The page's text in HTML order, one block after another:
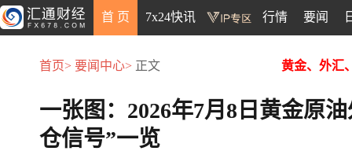
首 页 7x24快讯 行情 要闻
首页> 要闻中心> 正文 黄金、外汇
一张图：2026年7月8日黄金原
仓信号”一览